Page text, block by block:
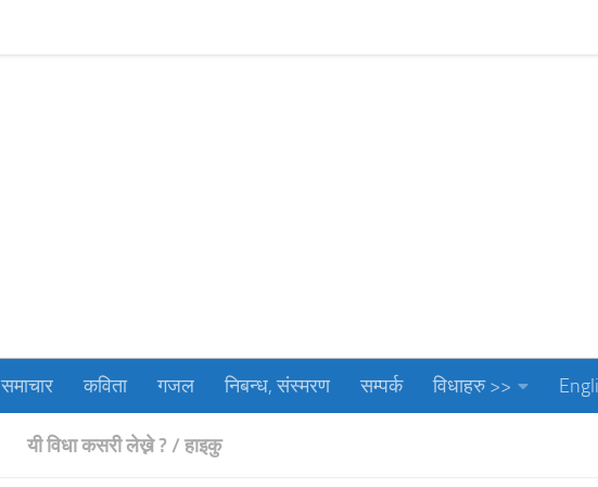
समाचार कविता गजल निबन्ध, संस्मरण सम्पर्क विधाहरु >>
यी विधा कसरी लेख्ने ? / हाइकु